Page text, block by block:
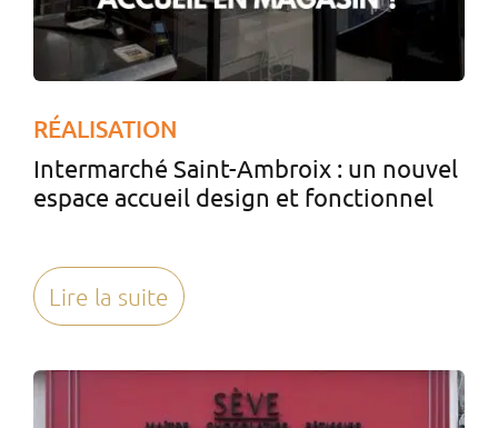
RÉALISATION
Intermarché Saint-Ambroix : un nouvel
espace accueil design et fonctionnel
Lire la suite